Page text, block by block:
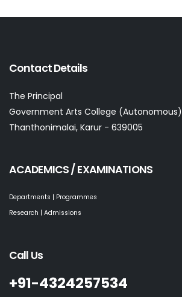
Contact Details
The Principal
Government Arts College (Autonomous)
Thanthonimalai, Karur - 639005
ACADEMICS / EXAMINATIONS
Departments | Programmes
Research | Admissions
Call Us
+91-4324257534